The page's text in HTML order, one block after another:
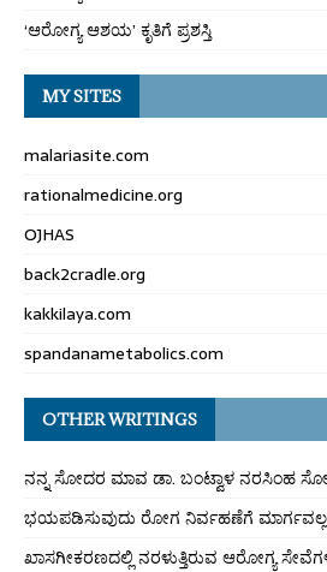
‘ಆರೋಗ್ಯ ಆಶಯ’ ಕೃತಿಗೆ ಪ್ರಶಸ್ತಿ
MY SITES
malariasite.com
rationalmedicine.org
OJHAS
back2cradle.org
kakkilaya.com
spandanametabolics.com
OTHER WRITINGS
ನನ್ನ ಸೋದರ ಮಾವ ಡಾ. ಬಂಟ್ವಾಳ ನರಸಿಂಹ
ಭಯಪಡಿಸುವುದು ರೋಗ ನಿರ್ವಹಣೆಗೆ ಮಾರ್ಗವಲ್ಲ
ಖಾಸಗೀಕರಣದಲ್ಲಿ ನರಳುತ್ತಿರುವ ಆರೋಗ್ಯ